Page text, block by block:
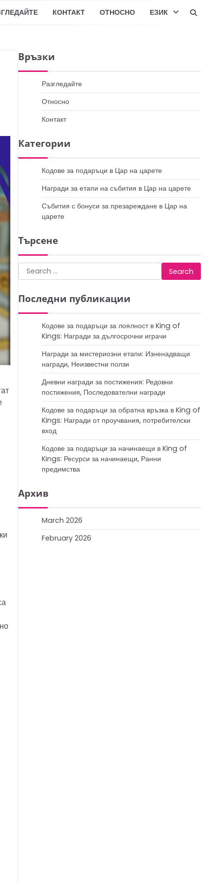
КОНТАКТ ОТНОСНО ЕЗИК
Връзки
Разгледайте
Относно
Контакт
Категории
Кодове за подаръци в Цар на царете
Награди за етапи на събития в Цар на царете
Събития с бонуси за презареждане в Цар на
царете
Търсене
Search
for:
Последни публикации
Кодове за подаръци за лоялност в King of
Kings: Награди за дългосрочни играчи
Награди за мистериозни етапи: Изненадващи
награди, Неизвестни ползи
Дневни награди за постижения: Редовни
постижения, Последователни награди
Кодове за подаръци за обратна връзка в King of
Kings: Награди от проучвания, потребителски
вход
Кодове за подаръци за начинаещи в King of
Kings: Ресурси за начинаещи, Ранни
предимства
Архив
March 2026
February 2026